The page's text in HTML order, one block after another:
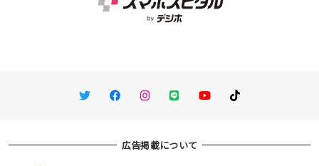
TwitterFacebookInstagram
LINE You TubeTikTok
広告掲載について